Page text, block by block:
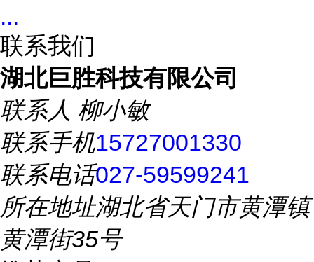
...
联系我们
湖北巨胜科技有限公司
联系人 柳小敏
联系手机15727001330
联系电话027-59599241
所在地址湖北省天门市黄潭镇
黄潭街35号